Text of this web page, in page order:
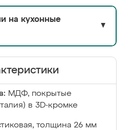
на кухонные
▼
МДФ, покрытые
в 3D-кромке
толщина 26 мм